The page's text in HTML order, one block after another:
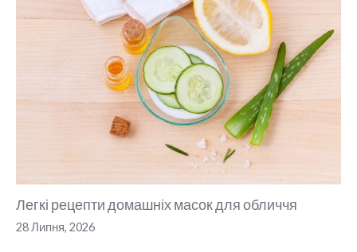
Легкі рецепти домашніх масок для обличчя
28 Липня, 2026